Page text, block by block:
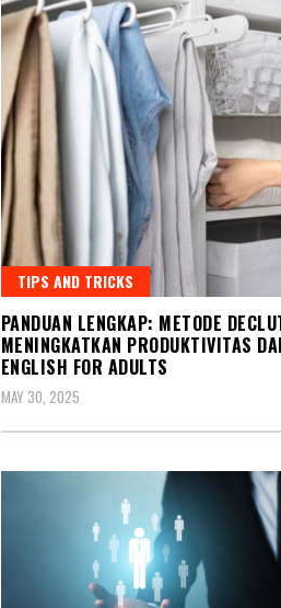
TIPS AND TRICKS
PANDUAN LENGKAP: METODE
MENINGKATKAN PRODUKTIVITAS
ENGLISH FOR ADULTS
MAY 30, 2025